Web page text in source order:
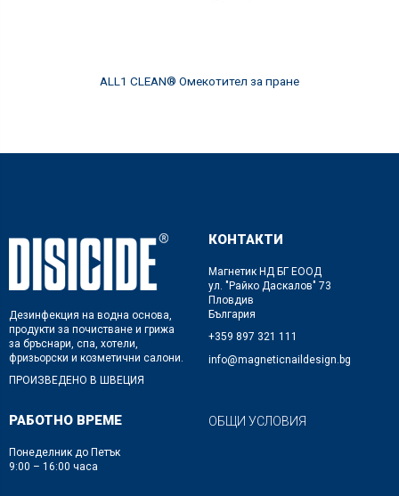
ALL1 CLEAN® Омекотител за пране
Дезинфекция на водна основа,
продукти за почистване и грижа
за бръснари, спа, хотели,
фризьорски и козметични салони.
ПРОИЗВЕДЕНО В ШВЕЦИЯ
КОНТАКТИ
Магнетик НД БГ ЕООД
ул. "Райко Даскалов" 73
Пловдив
България
+359 897 321 111
info@magneticnaildesign.bg
РАБОТНО ВРЕМЕ
Понеделник до Петък
9:00 – 16:00 часа
ОБЩИ УСЛОВИЯ